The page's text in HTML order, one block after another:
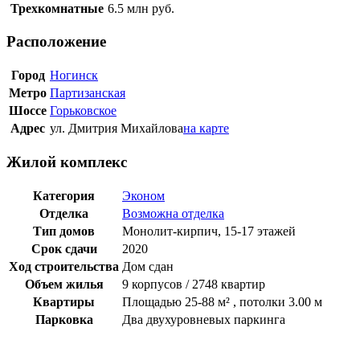
Трехкомнатные 6.5 млн руб.
Расположение
Город Ногинск
Метро Партизанская
Шоссе Горьковское
Адрес ул. Дмитрия Михайлована карте
Жилой комплекс
Категория
Эконом
Отделка
Возможна отделка
Тип домов
Монолит-кирпич, 15-17 этажей
Срок сдачи
2020
Ход строительства Дом сдан
Объем жилья
9 корпусов / 2748 квартир
Квартиры
Площадью 25-88 м² , потолки 3.00 м
Парковка
Два двухуровневых паркинга